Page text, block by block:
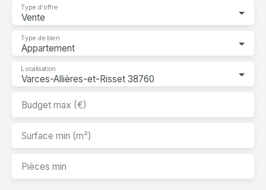
Vente
Type d'offre
Appartement
Type de bien
Varces-Allières-et-Risset 38760
Localisation
Budget max (€)
Surface min (m²)
Pièces min